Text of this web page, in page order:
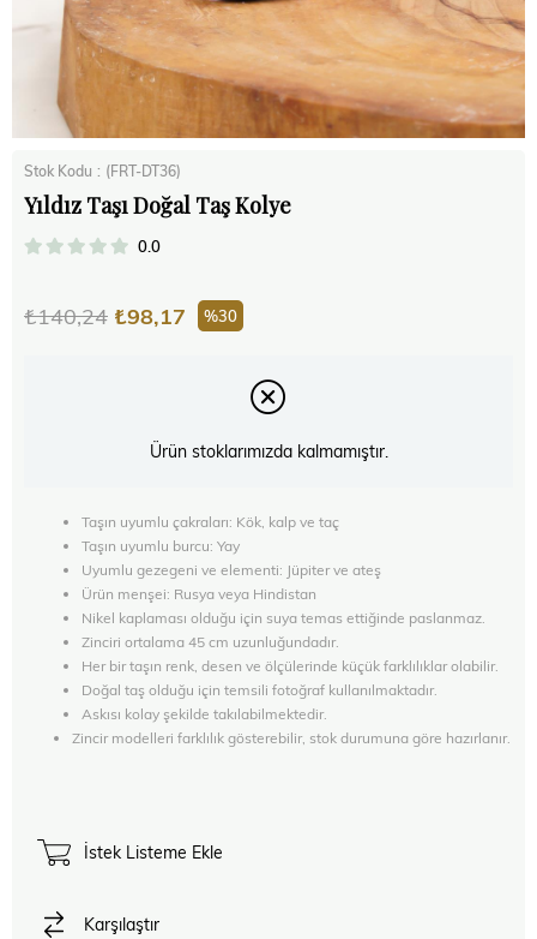
Stok Kodu (FRT-DT36)
Yıldız Taşı Doğal Taş Kolye
0.0
₺140,24 ₺98,17 30
Ürün stoklarımızda kalmamıştır.
Taşın uyumlu çakraları: Kök, kalp ve taç
Taşın uyumlu burcu: Yay
Uyumlu gezegeni ve elementi: Jüpiter ve ateş
Ürün menşei: Rusya veya Hindistan
Nikel kaplaması olduğu için suya temas ettiğinde paslanmaz.
Zinciri ortalama 45 cm uzunluğundadır.
Her bir taşın renk, desen ve ölçülerinde küçük farklılıklar olabilir.
Doğal taş olduğu için temsili fotoğraf kullanılmaktadır.
Askısı kolay şekilde takılabilmektedir.
Zincir modelleri farklılık gösterebilir, stok durumuna göre hazırlanır.
İstek Listeme Ekle
Karşılaştır